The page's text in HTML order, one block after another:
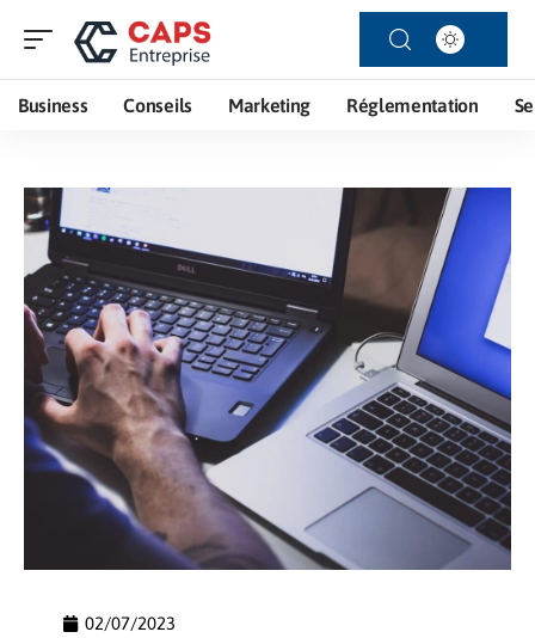
Business Conseils Marketing Réglementation
02/07/2023